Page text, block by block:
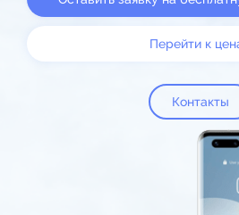
Перейти к
Контакты